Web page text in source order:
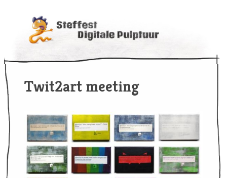
Twit2art meeting